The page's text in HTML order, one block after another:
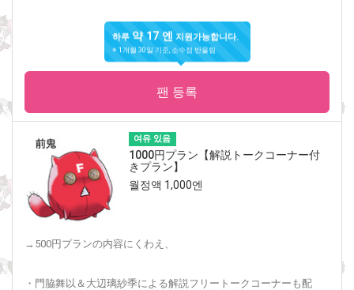
하루약 17 엔지원가능합니다.
※ 1개월 30일 기준, 소수점 반올림
팬 등록
여유 있음
1000円プラン【解説トークコーナー付
きプラン】
월정액 1,000엔
→500円プランの内容にくわえ、
・門脇舞以＆大辺璃紗季による解説フリートークコーナーも配